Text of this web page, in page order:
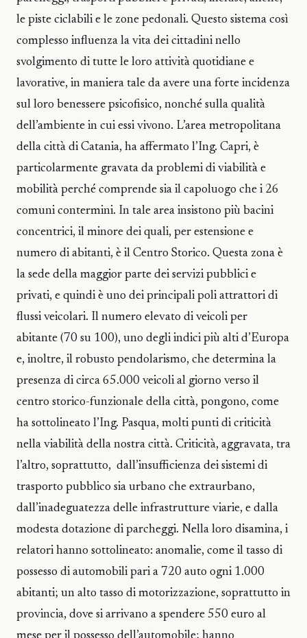
le piste ciclabili e le zone pedonali. Questo sistema così
complesso influenza la vita dei cittadini nello
svolgimento di tutte le loro attività quotidiane e
lavorative, in maniera tale da avere una forte incidenza
sul loro benessere psicofisico, nonché sulla qualità
dell’ambiente in cui essi vivono. L’area metropolitana
della città di Catania, ha affermato l’Ing. Capri, è
particolarmente gravata da problemi di viabilità e
mobilità perché comprende sia il capoluogo che i 26
comuni contermini. In tale area insistono più bacini
concentrici, il minore dei quali, per estensione e
numero di abitanti, è il Centro Storico. Questa zona è
la sede della maggior parte dei servizi pubblici e
privati, e quindi è uno dei principali poli attrattori di
flussi veicolari. Il numero elevato di veicoli per
abitante (70 su 100), uno degli indici più alti d’Europa
e, inoltre, il robusto pendolarismo, che determina la
presenza di circa 65.000 veicoli al giorno verso il
centro storico-funzionale della città, pongono, come
ha sottolineato l’Ing. Pasqua, molti punti di criticità
nella viabilità della nostra città. Criticità, aggravata, tra
l’altro, soprattutto, dall’insufficienza dei sistemi di
trasporto pubblico sia urbano che extraurbano,
dall’inadeguatezza delle infrastrutture viarie, e dalla
modesta dotazione di parcheggi. Nella loro disamina, i
relatori hanno sottolineato: anomalie, come il tasso di
possesso di automobili pari a 720 auto ogni 1.000
abitanti; un alto tasso di motorizzazione, soprattutto in
provincia, dove si arrivano a spendere 550 euro al